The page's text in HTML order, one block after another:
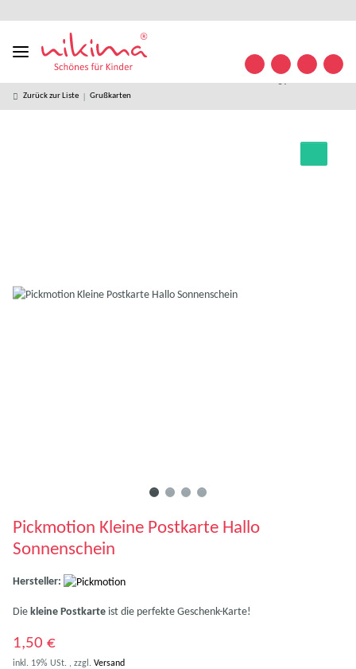
in
Versand ab
49 € *
kostenlose
63 32
09
Zurück zur Liste Grußkarten
Pickmotion Kleine Postkarte Hallo
Sonnenschein
Hersteller:
Die kleine Postkarte ist die perfekte Geschenk-Karte!
1,50 €
inkl. 19% USt. , zzgl. Versand